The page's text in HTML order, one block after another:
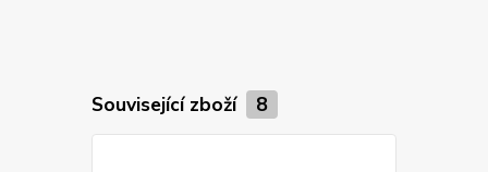
Související zboží 8